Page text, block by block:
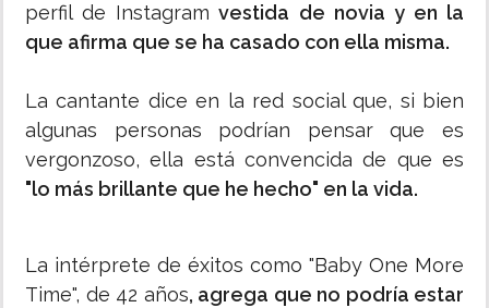
perfil de Instagram vestida de novia y en la
que afirma que se ha casado con ella misma.
La cantante dice en la red social que, si bien
algunas personas podrían pensar que es
vergonzoso, ella está convencida de que es
"lo más brillante que he hecho" en la vida.
La intérprete de éxitos como "Baby One More
Time", de 42 años, agrega que no podría estar